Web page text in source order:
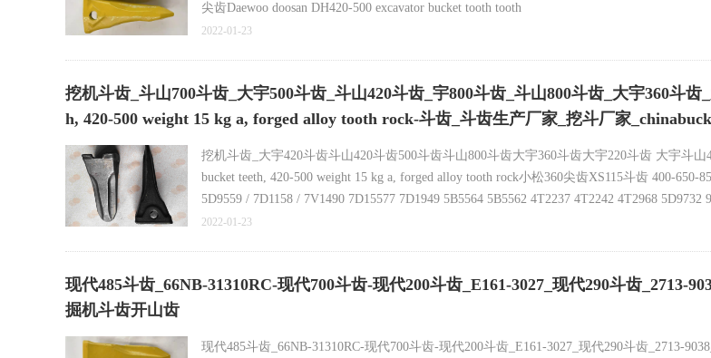
尖齿Daewoo doosan DH420-500 excavator bucket tooth tooth
斗齿 斗齿生产厂家 挖掘机斗齿 二手挖掘机转让 合金斗齿 岩石齿 开山齿 挖煤齿 破冰齿 牙
2022-01-23
挖机斗齿_斗山700斗齿_大宇500斗齿_斗山420斗齿_宇800斗齿_斗山800斗齿_大宇360斗
h, 420-500 weight 15 kg a, forged alloy tooth rock-斗齿_斗齿生产厂家_挖斗厂家
挖机斗齿_大宇420斗齿斗山420斗齿500斗齿斗山800斗齿大宇360斗齿大宇220斗齿 大宇斗
bucket teeth, 420-500 weight 15 kg a, forged alloy tooth rock小松360尖齿XS115斗齿 400-650-
5D9559 / 7D1158 / 7V1490 7D15577 7D1949 5B5564 5B5562 4T2237 4T2242 4T2968
V81,V79,V71,V69,V61,V59,V51,V43,V39,V29-70SV2SD斗齿 65SV2SD 70SV2SD斗齿
2022-01-23
现代485斗齿_66NB-31310RC-现代700斗齿-现代200斗齿_E161-3027_现代290斗齿_2713-
掘机斗齿开山齿
现代485斗齿_66NB-31310RC-现代700斗齿-现代200斗齿_E161-3027_现代290斗齿_2713-